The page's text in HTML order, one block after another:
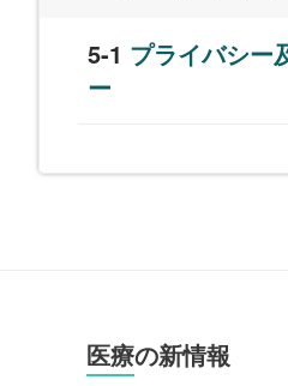
プライバシー
ー
医療の新情報